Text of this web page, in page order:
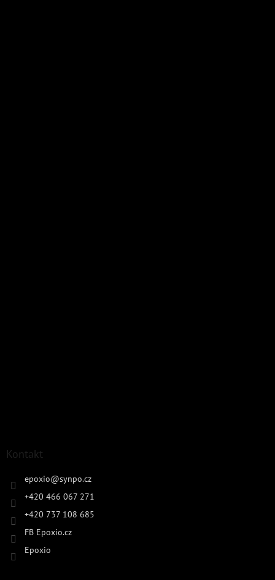
Kontakt
epoxio@synpo.cz
+420 466 067 271
+420 737 108 685
FB Epoxio.cz
Epoxio